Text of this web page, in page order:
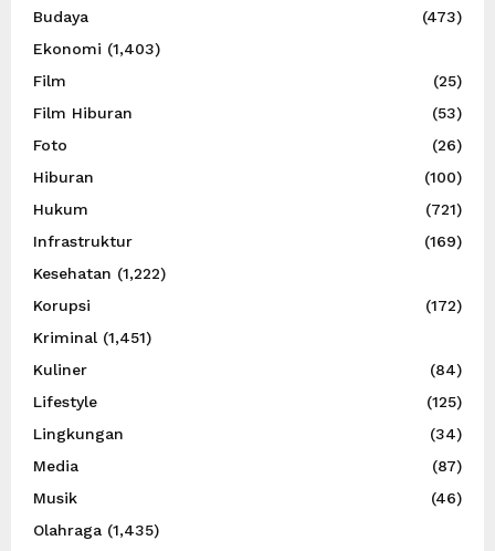
Budaya
(473)
Ekonomi (1,403)
Film
(25)
Film Hiburan
(53)
Foto
(26)
Hiburan
(100)
Hukum
(721)
Infrastruktur
(169)
Kesehatan (1,222)
Korupsi
(172)
Kriminal (1,451)
Kuliner
(84)
Lifestyle
(125)
Lingkungan
(34)
Media
(87)
Musik
(46)
Olahraga (1,435)